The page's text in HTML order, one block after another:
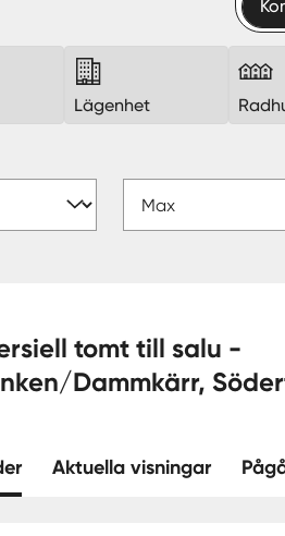
Lägenhet
tomt till salu -
Dammkärr,
Aktuella visningar